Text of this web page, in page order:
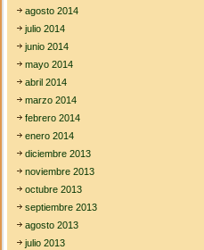
agosto 2014
julio 2014
junio 2014
mayo 2014
abril 2014
marzo 2014
febrero 2014
enero 2014
diciembre 2013
noviembre 2013
octubre 2013
septiembre 2013
agosto 2013
julio 2013